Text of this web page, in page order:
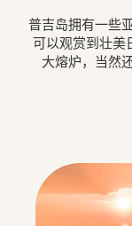
普吉岛拥有一些
可以观赏到壮美
大熔炉，当然